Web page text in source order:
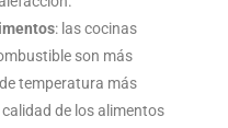
: las cocinas
son más
temperatura más
de los alimentos